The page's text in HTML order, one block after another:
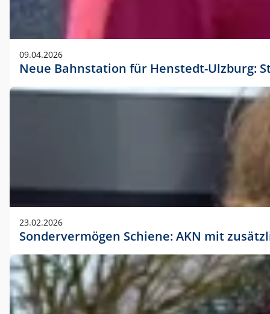
09.04.2026
Neue Bahnstation für Henstedt-Ulzburg:
23.02.2026
Sondervermögen Schiene: AKN mit